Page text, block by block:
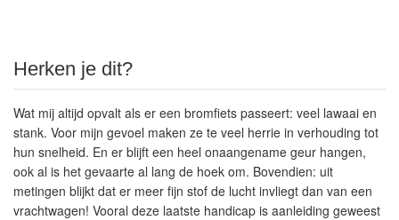
Herken je dit?
Wat mij altijd opvalt als er een bromfiets passeert: veel lawaai en
stank. Voor mijn gevoel maken ze te veel herrie in verhouding tot
hun snelheid. En er blijft een heel onaangename geur hangen,
ook al is het gevaarte al lang de hoek om. Bovendien: uit
metingen blijkt dat er meer fijn stof de lucht invliegt dan van een
vrachtwagen! Vooral deze laatste handicap is aanleiding geweest